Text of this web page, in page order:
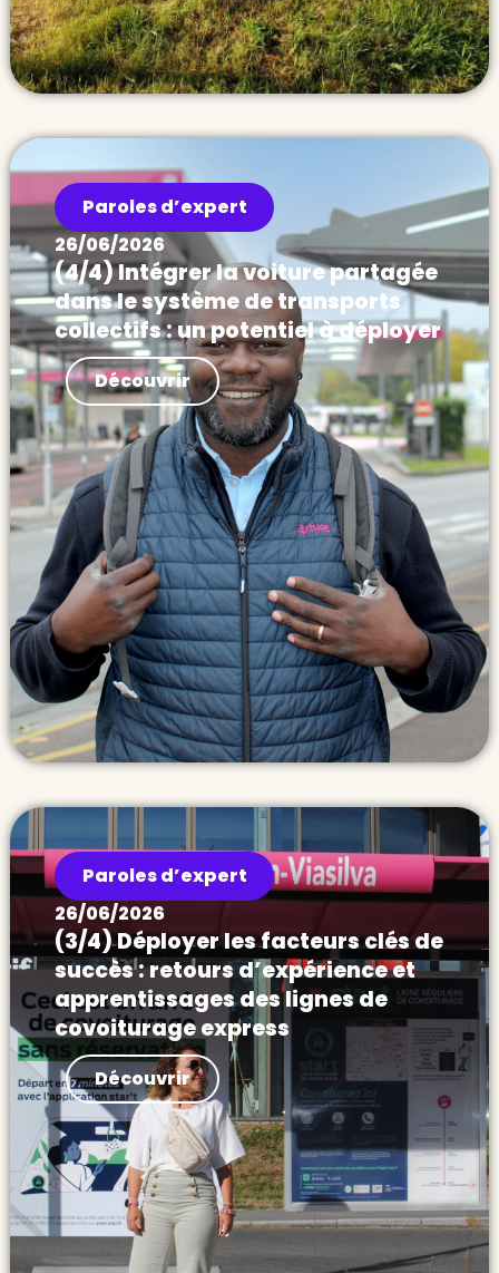
Paroles d’expert
26/06/2026
(4/4) Intégrer la voiture partagée
dans le système de transports
collectifs : un potentiel à déployer
Actualités Les lignes de covoiturage
peuvent être déployées dès maintenant
comme une première brique de transport
express. Elles produisent déjà
Découvrir
Paroles d’expert
26/06/2026
(3/4) Déployer les facteurs clés de
succès : retours d’expérience et
apprentissages des lignes de
covoiturage express
Actualités Déployer les facteurs clés de
succès : retours d’expérience et
apprentissages des lignes de covoiturage
express Après le démonstrateur
Découvrir